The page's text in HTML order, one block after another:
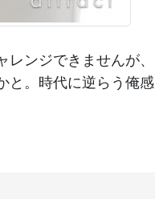
ンジできませんが、
と。時代に逆らう俺感